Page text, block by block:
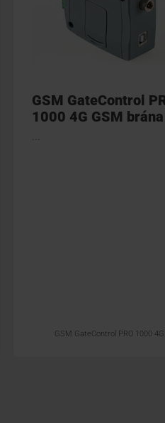
GSM GateControl
1000 4G GSM
...
GSM GateControl PRO 1000 4G